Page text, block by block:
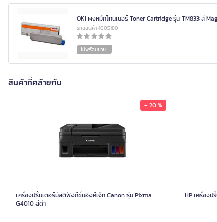
OKI ผงหมึกโทนเนอร์ Toner Cartridge รุ่น TM833 สี
รหัสสินค้า 4005180
ไม่พร้อมขาย
สินค้าที่คล้ายกัน
- 20 %
เครื่องปริ้นเตอร์มัลติฟังก์ชั่นอิงค์เจ็ท Canon รุ่น Pixma
G4010 สีดำ
HP เครื่อง